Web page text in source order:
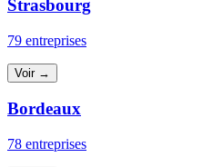
Strasbourg
79 entreprises
Voir →
Bordeaux
78 entreprises